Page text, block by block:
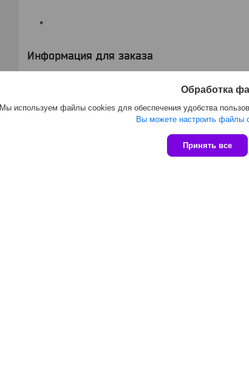
Информация для заказа
Обработка
Мы используем файлы cookies для обеспечения удобства
Вы можете настроить файлы
Принять все